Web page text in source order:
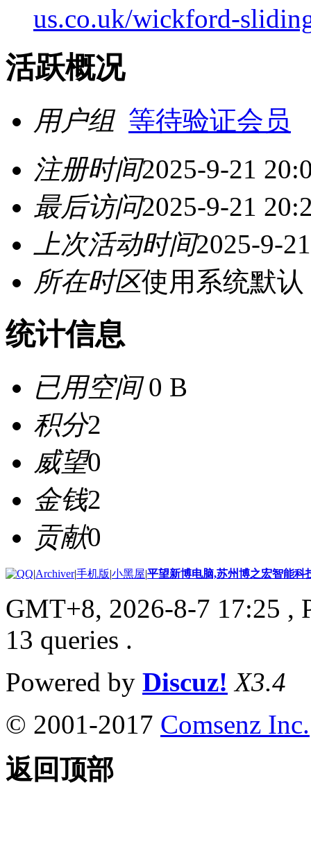
us.co.uk/wickford-
活跃概况
用户组 等待验证会员
注册时间2025-9-21
最后访问2025-9-21
上次活动时间2025-9-
所在时区使用系统默认
统计信息
已用空间0 B
积分2
威望0
金钱2
贡献0
|Archiver|手机版|小黑屋|平望新博电脑,苏州博之宏智能科
GMT+8, 2026-8-7 17:25 ,
13 queries .
Powered by Discuz! X3.4
© 2001-2017 Comsenz Inc.
返回顶部